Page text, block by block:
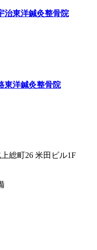
東洋鍼灸整骨院
東洋鍼灸整骨院
総町26 米田ビル1F